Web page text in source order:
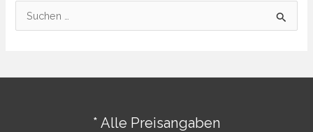
u
* Alle Preisangaben